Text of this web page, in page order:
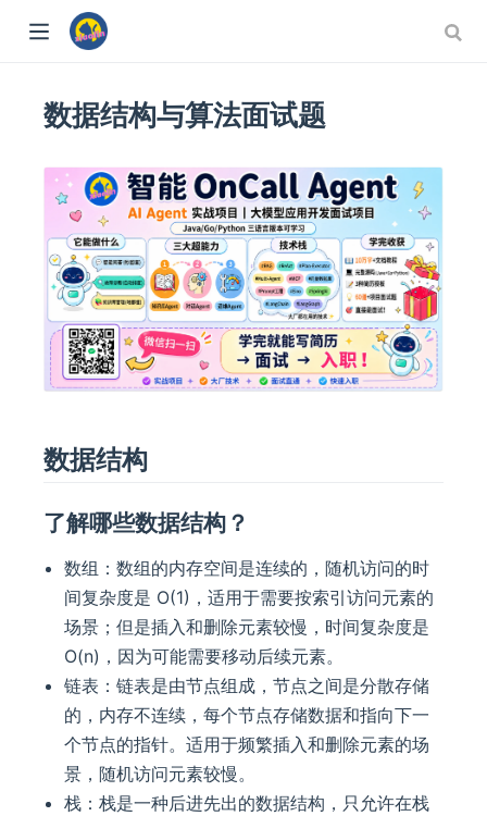
数据结构与算法面试题
数据结构
了解哪些数据结构？
数组：数组的内存空间是连续的，随机访问的时
间复杂度是 O(1)，适用于需要按索引访问元素的
场景；但是插入和删除元素较慢，时间复杂度是
O(n)，因为可能需要移动后续元素。
链表：链表是由节点组成，节点之间是分散存储
的，内存不连续，每个节点存储数据和指向下一
个节点的指针。适用于频繁插入和删除元素的场
景，随机访问元素较慢。
栈：栈是一种后进先出的数据结构，只允许在栈